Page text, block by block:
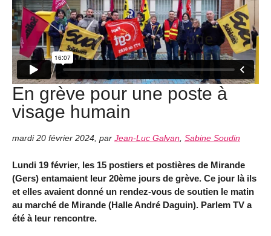
En grève pour une poste à
visage humain
mardi 20 février 2024, par Jean-Luc Galvan, Sabine Soudin
Lundi 19 février, les 15 postiers et postières de Mirande
(Gers) entamaient leur 20ème jours de grève. Ce jour là ils
et elles avaient donné un rendez-vous de soutien le matin
au marché de Mirande (Halle André Daguin). Parlem TV a
été à leur rencontre.